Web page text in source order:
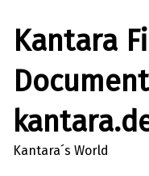
Kantara
Kantara´s World